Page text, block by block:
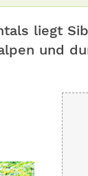
liegt
und